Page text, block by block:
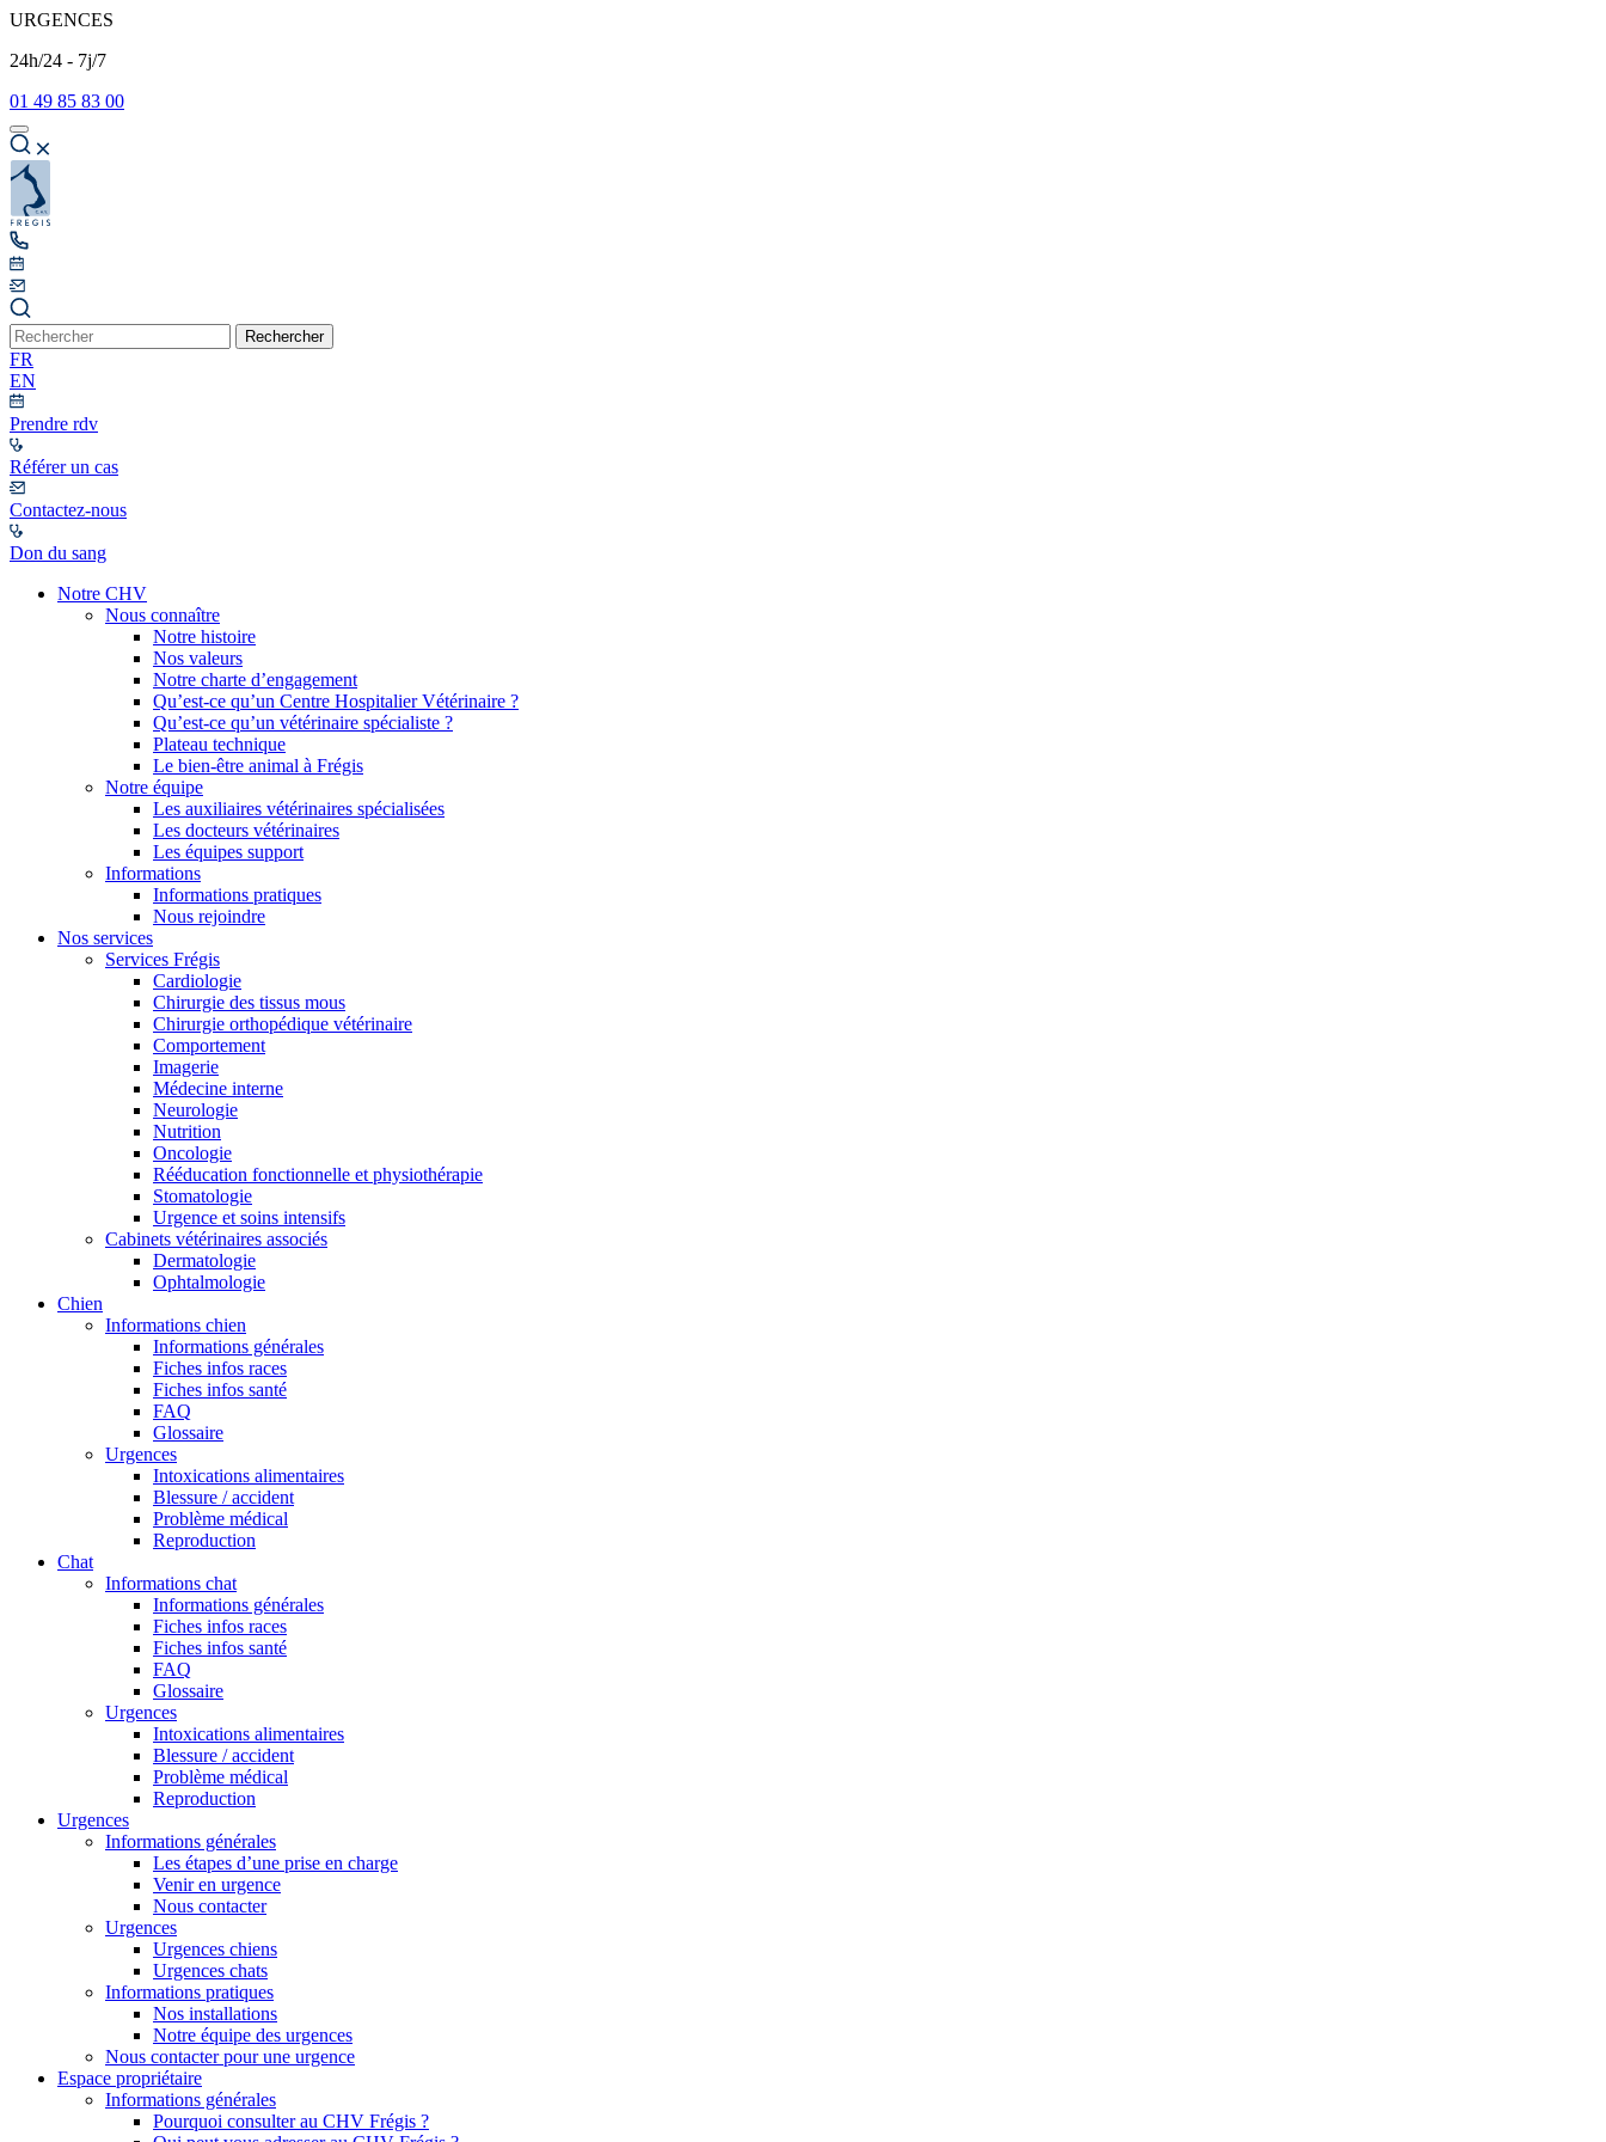
URGENCES
24h/24 - 7j/7
01 49 85 83 00
Rechercher
FR
EN
Prendre rdv
Référer un cas
Contactez-nous
Don du sang
Notre CHV
Nous connaître
Notre histoire
Nos valeurs
Notre charte d’engagement
Qu’est-ce qu’un Centre Hospitalier Vétérinaire ?
Qu’est-ce qu’un vétérinaire spécialiste ?
Plateau technique
Le bien-être animal à Frégis
Notre équipe
Les auxiliaires vétérinaires spécialisées
Les docteurs vétérinaires
Les équipes support
Informations
Informations pratiques
Nous rejoindre
Nos services
Services Frégis
Cardiologie
Chirurgie des tissus mous
Chirurgie orthopédique vétérinaire
Comportement
Imagerie
Médecine interne
Neurologie
Nutrition
Oncologie
Rééducation fonctionnelle et physiothérapie
Stomatologie
Urgence et soins intensifs
Cabinets vétérinaires associés
Dermatologie
Ophtalmologie
Chien
Informations chien
Informations générales
Fiches infos races
Fiches infos santé
FAQ
Glossaire
Urgences
Intoxications alimentaires
Blessure / accident
Problème médical
Reproduction
Chat
Informations chat
Informations générales
Fiches infos races
Fiches infos santé
FAQ
Glossaire
Urgences
Intoxications alimentaires
Blessure / accident
Problème médical
Reproduction
Urgences
Informations générales
Les étapes d’une prise en charge
Venir en urgence
Nous contacter
Urgences
Urgences chiens
Urgences chats
Informations pratiques
Nos installations
Notre équipe des urgences
Nous contacter pour une urgence
Espace propriétaire
Informations générales
Pourquoi consulter au CHV Frégis ?